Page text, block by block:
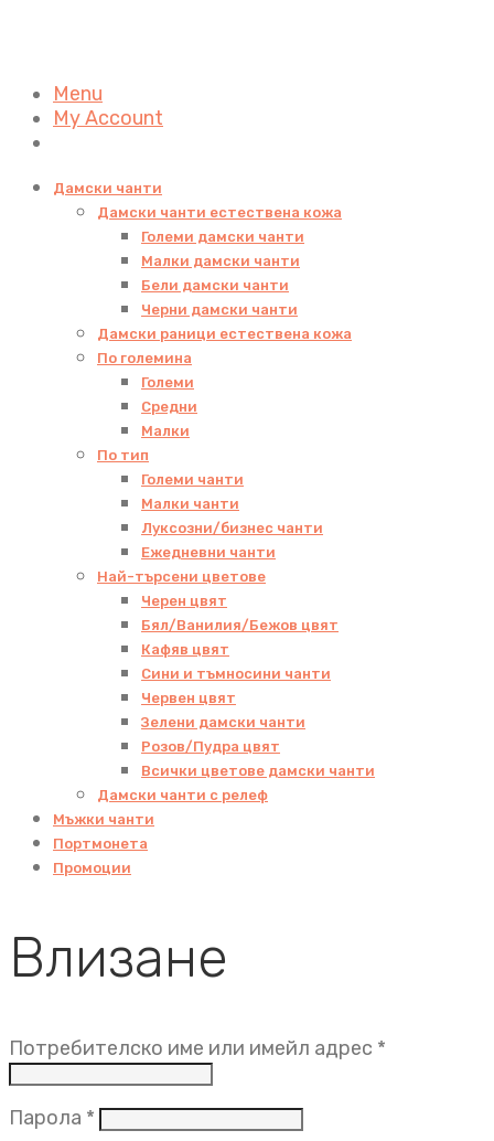
Menu
My Account
Дамски чанти
Дамски чанти естествена кожа
Големи дамски чанти
Малки дамски чанти
Бели дамски чанти
Черни дамски чанти
Дамски раници естествена кожа
По големина
Големи
Средни
Малки
По тип
Големи чанти
Малки чанти
Луксозни/бизнес чанти
Ежедневни чанти
Най-търсени цветове
Черен цвят
Бял/Ванилия/Бежов цвят
Кафяв цвят
Сини и тъмносини чанти
Червен цвят
Зелени дамски чанти
Розов/Пудра цвят
Всички цветове дамски чанти
Дамски чанти с релеф
Мъжки чанти
Портмонета
Промоции
Влизане
Потребителско име или имейл адрес *
Парола * Задължително